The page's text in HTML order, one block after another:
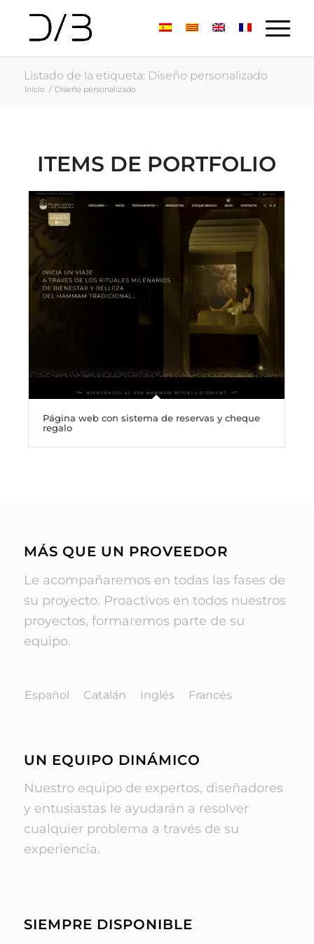
Listado de la etiqueta: Diseño personalizado
Inicio / Diseño personalizado
ITEMS DE PORTFOLIO
Página web con sistema de reservas y cheque
regalo
MÁS QUE UN PROVEEDOR
Le acompañaremos en todas las fases de
su proyecto. Proactivos en todos nuestros
proyectos, formaremos parte de su
equipo.
Español Catalán Inglés Francés
UN EQUIPO DINÁMICO
Nuestro equipo de expertos, diseñadores
y entusiastas le ayudarán a resolver
cualquier problema a través de su
experiencia.
SIEMPRE DISPONIBLE